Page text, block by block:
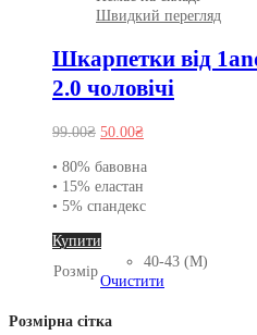
Швидкий перегляд
Шкарпетки від
2.0 чоловічі
99.00₴ Оригінальна
99.00₴.
50.00₴Поточна
50.00₴.
• 80% бавовна
• 15% еластан
• 5% спандекс
Купити
товар
має
варіантів.
Розмір
40-43 (M)
Очистити
Розмірна сітка